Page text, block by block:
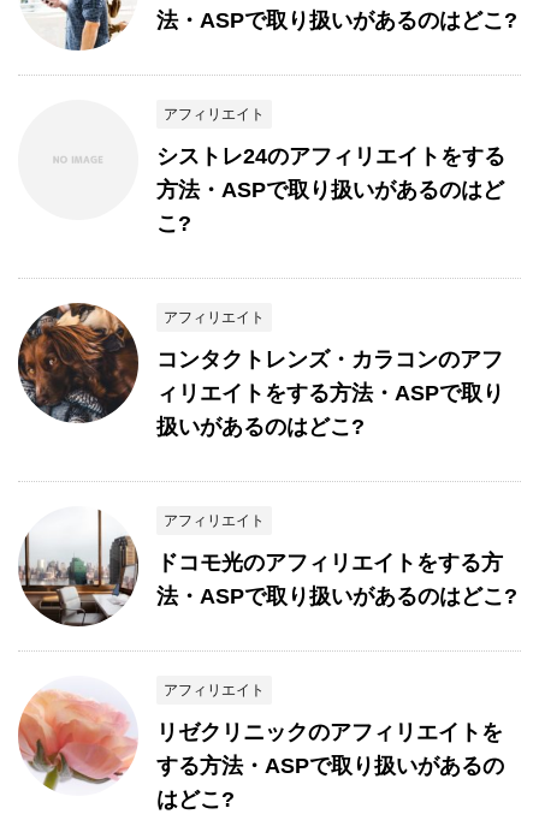
法・ASPで取り扱いがあるのはどこ?
アフィリエイト
シストレ24のアフィリエイトをする
方法・ASPで取り扱いがあるのはど
こ?
アフィリエイト
コンタクトレンズ・カラコンのアフ
ィリエイトをする方法・ASPで取り
扱いがあるのはどこ?
アフィリエイト
ドコモ光のアフィリエイトをする方
法・ASPで取り扱いがあるのはどこ?
アフィリエイト
リゼクリニックのアフィリエイトを
する方法・ASPで取り扱いがあるの
はどこ?